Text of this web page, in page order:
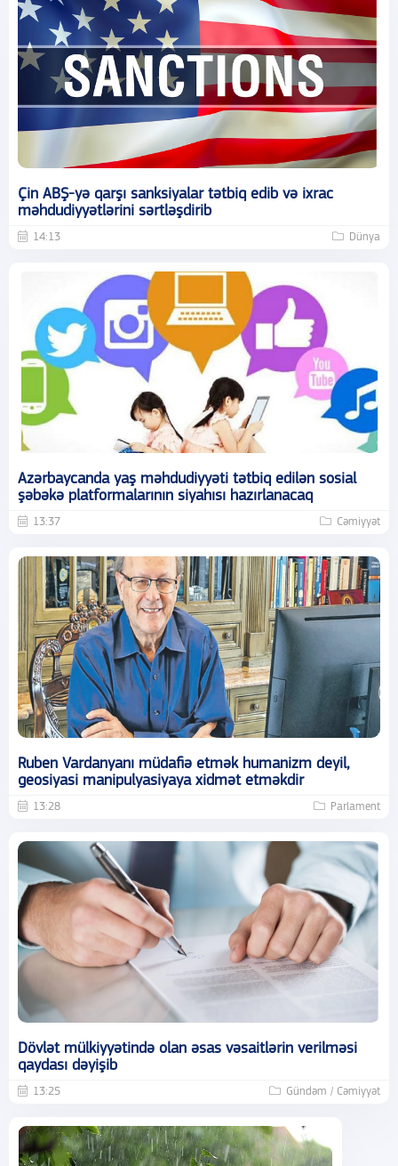
Çin ABŞ-yə qarşı sanksiyalar tətbiq edib və ixrac
məhdudiyyətlərini sərtləşdirib
14:13 Dünya
Azərbaycanda yaş məhdudiyyəti tətbiq edilən sosial
şəbəkə platformalarının siyahısı hazırlanacaq
13:37 Cəmiyyət
Ruben Vardanyanı müdafiə etmək humanizm deyil,
geosiyasi manipulyasiyaya xidmət etməkdir
13:28 Parlament
Dövlət mülkiyyətində olan əsas vəsaitlərin verilməsi
qaydası dəyişib
13:25 Gündəm / Cəmiyyət